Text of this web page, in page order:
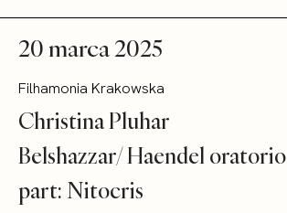
20 marca 2025
Filhamonia Krakowska
Christina Pluhar
Belshazzar/ Haendel oratorio
part: Nitocris